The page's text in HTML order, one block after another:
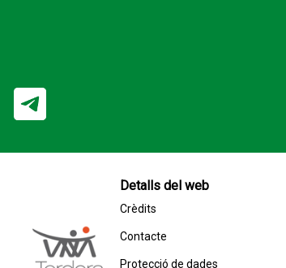
Detalls del web
Crèdits
Contacte
Protecció de dades